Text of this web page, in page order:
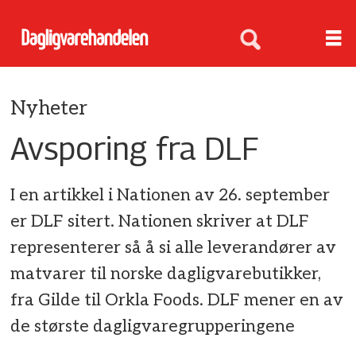
Nyheter
Avsporing fra DLF
I en artikkel i Nationen av 26. september
er DLF sitert. Nationen skriver at DLF
representerer så å si alle leverandører av
matvarer til norske dagligvarebutikker,
fra Gilde til Orkla Foods. DLF mener en av
de største dagligvaregrupperingene